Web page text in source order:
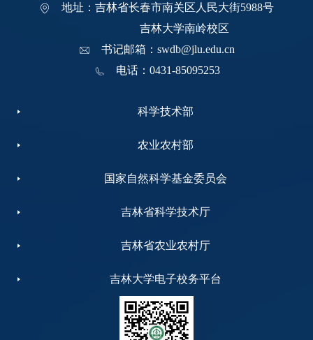
地址：吉林省长春市南关区人民大街5988号
吉林大学南岭校区
书记邮箱：swdb@jlu.edu.cn
电话：0431-85095253
科学技术部
农业农村部
国家自然科学基金委员会
吉林省科学技术厅
吉林省农业农村厅
吉林大学电子校务平台